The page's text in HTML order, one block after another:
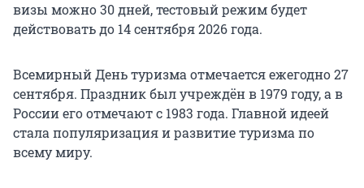
визы можно 30 дней, тестовый режим будет
действовать до 14 сентября 2026 года.
Всемирный День туризма отмечается ежегодно 27
сентября. Праздник был учреждён в 1979 году, а в
России его отмечают с 1983 года. Главной идеей
стала популяризация и развитие туризма по
всему миру.